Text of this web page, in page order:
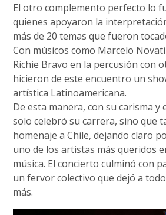
El otro complemento perfecto lo
quienes apoyaron la
más de 20 temas que fueron
Con músicos como Marcelo
Richie Bravo en la percusión con
hicieron de este encuentro un
artística Latinoamericana.
De esta manera, con su carisma y
solo celebró su carrera, sino que
homenaje a Chile, dejando claro
uno de los artistas más queridos
música. El concierto culminó con
un fervor colectivo que dejó a
más.